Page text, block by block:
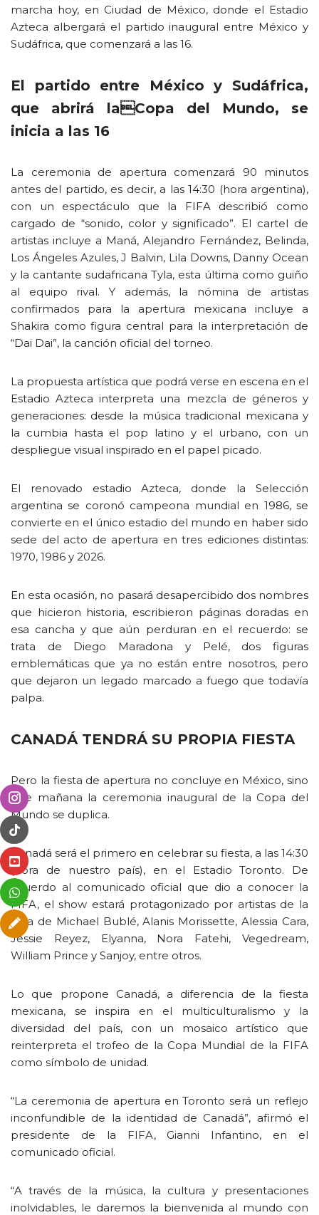
marcha hoy, en Ciudad de México, donde el Estadio
Azteca albergará el partido inaugural entre México y
Sudáfrica, que comenzará a las 16.
El partido entre México y Sudáfrica,
que abrirá laCopa del Mundo, se
inicia a las 16
La ceremonia de apertura comenzará 90 minutos
antes del partido, es decir, a las 14:30 (hora argentina),
con un espectáculo que la FIFA describió como
cargado de “sonido, color y significado”. El cartel de
artistas incluye a Maná, Alejandro Fernández, Belinda,
Los Ángeles Azules, J Balvin, Lila Downs, Danny Ocean
y la cantante sudafricana Tyla, esta última como guiño
al equipo rival. Y además, la nómina de artistas
confirmados para la apertura mexicana incluye a
Shakira como figura central para la interpretación de
“Dai Dai”, la canción oficial del torneo.
La propuesta artística que podrá verse en escena en el
Estadio Azteca interpreta una mezcla de géneros y
generaciones: desde la música tradicional mexicana y
la cumbia hasta el pop latino y el urbano, con un
despliegue visual inspirado en el papel picado.
El renovado estadio Azteca, donde la Selección
argentina se coronó campeona mundial en 1986, se
convierte en el único estadio del mundo en haber sido
sede del acto de apertura en tres ediciones distintas:
1970, 1986 y 2026.
En esta ocasión, no pasará desapercibido dos nombres
que hicieron historia, escribieron páginas doradas en
esa cancha y que aún perduran en el recuerdo: se
trata de Diego Maradona y Pelé, dos figuras
emblemáticas que ya no están entre nosotros, pero
que dejaron un legado marcado a fuego que todavía
palpa.
CANADÁ TENDRÁ SU PROPIA FIESTA
Pero la fiesta de apertura no concluye en México, sino
que mañana la ceremonia inaugural de la Copa del
Mundo se duplica.
Canadá será el primero en celebrar su fiesta, a las 14:30
(hora de nuestro país), en el Estadio Toronto. De
acuerdo al comunicado oficial que dio a conocer la
FIFA, el show estará protagonizado por artistas de la
talla de Michael Bublé, Alanis Morissette, Alessia Cara,
Jessie Reyez, Elyanna, Nora Fatehi, Vegedream,
William Prince y Sanjoy, entre otros.
Lo que propone Canadá, a diferencia de la fiesta
mexicana, se inspira en el multiculturalismo y la
diversidad del país, con un mosaico artístico que
reinterpreta el trofeo de la Copa Mundial de la FIFA
como símbolo de unidad.
“La ceremonia de apertura en Toronto será un reflejo
inconfundible de la identidad de Canadá”, afirmó el
presidente de la FIFA, Gianni Infantino, en el
comunicado oficial.
“A través de la música, la cultura y presentaciones
inolvidables, le daremos la bienvenida al mundo con